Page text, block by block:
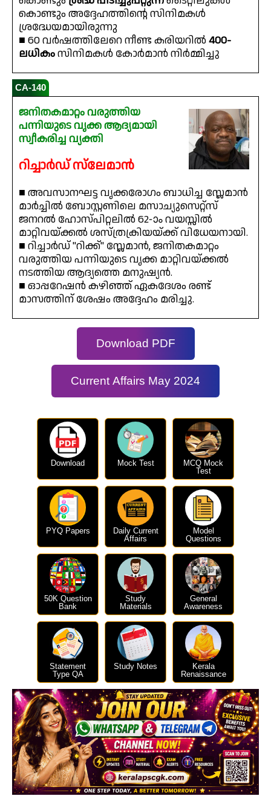
കൊണ്ടും അദ്ദേഹത്തിൻ്റെ സിനിമകൾ
ശ്രദ്ധേയമായിരുന്നു
■ 60 വർഷത്തിലേറെ നീണ്ട കരിയറിൽ 400-
ലധികംസിനിമകൾ കോർമാൻ നിർമ്മിച്ചു
CA-140
ജനിതകമാറ്റം വരുത്തിയ
പന്നിയുടെ വൃക്ക ആദ്യമായി
സ്വീകരിച്ച വ്യക്തി
റിച്ചാർഡ് സ്‌ലേമാൻ
■ അവസാനഘട്ട വൃക്കരോഗം ബാധിച്ച സ്ലേമാൻ
മാർച്ചിൽ ബോസ്റ്റണിലെ മസാച്യുസെറ്റ്‌സ്
ജനറൽ ഹോസ്പിറ്റലിൽ 62-ാം വയസ്സിൽ
മാറ്റിവയ്ക്കൽ ശസ്ത്രക്രിയയ്ക്ക് വിധേയനായി.
■ റിച്ചാർഡ് "റിക്ക്" സ്ലേമാൻ, ജനിതകമാറ്റം
വരുത്തിയ പന്നിയുടെ വൃക്ക മാറ്റിവയ്ക്കൽ
നടത്തിയ ആദ്യത്തെ മനുഷ്യൻ.
■ ഓപ്പറേഷൻ കഴിഞ്ഞ് ഏകദേശം രണ്ട്
മാസത്തിന് ശേഷം അദ്ദേഹം മരിച്ചു.
Download PDF
Current Affairs May 2024
Download Mock Test
MCQ Mock
Test
PYQ Papers
Daily Current
Affairs
Model
Questions
50K Question
Bank
Study
Materials
General
Awareness
Statement
Type QA
Study Notes
Kerala
Renaissance